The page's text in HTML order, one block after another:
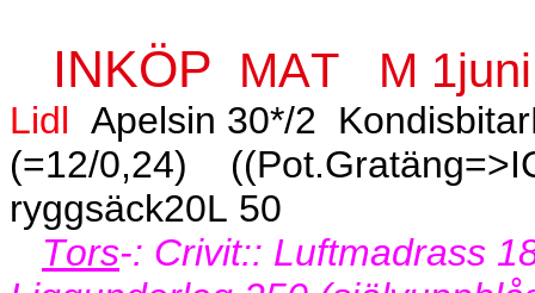
INKÖP MAT M
Lidl Apelsin 30*/2
(=12/0,24)
ryggsäck20L 50
Tors-: Crivit:: Luftmadrass